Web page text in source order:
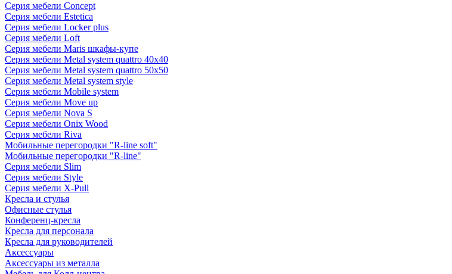
Серия мебели Concept
Серия мебели Estetica
Серия мебели Locker plus
Серия мебели Loft
Серия мебели Maris шкафы-купе
Серия мебели Metal system quattro 40x40
Серия мебели Metal system quattro 50x50
Серия мебели Metal system style
Серия мебели Mobile system
Серия мебели Move up
Серия мебели Nova S
Серия мебели Onix Wood
Серия мебели Riva
Мобильные перегородки "R-line soft"
Мобильные перегородки "R-line"
Серия мебели Slim
Серия мебели Style
Серия мебели X-Pull
Кресла и стулья
Офисные стулья
Конференц-кресла
Кресла для персонала
Кресла для руководителей
Аксессуары
Аксессуары из металла